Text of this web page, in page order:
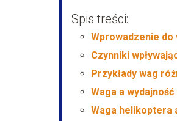
Spis treści:
Wprowadzenie
Czynniki
Przykłady wag
Waga a
Waga helikoptera